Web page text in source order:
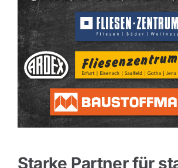
Starke Partner für